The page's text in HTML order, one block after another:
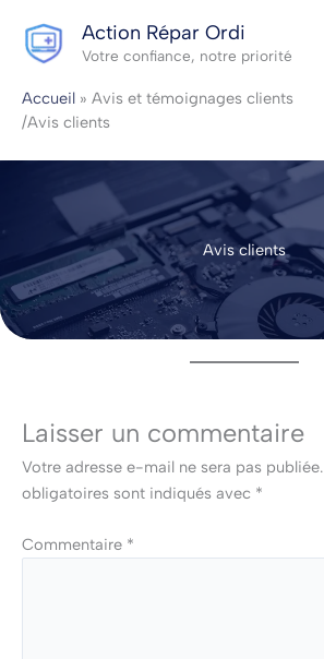
contenu
Action Répar Ordi
Votre confiance, notre priorité
Accueil
Avis et témoignages clients
/Avis clients
Avis clients
Laisser un commentaire
Votre adresse e-mail ne sera pas publiée.
obligatoires sont indiqués avec *
Commentaire *